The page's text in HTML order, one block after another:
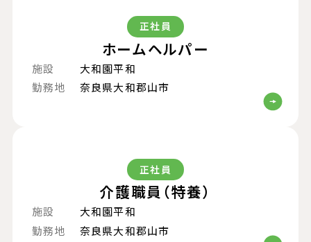
正社員
ホームヘルパー
施設
大和園平和
勤務地
奈良県大和郡山市
正社員
介護職員（特養）
施設
大和園平和
勤務地
奈良県大和郡山市